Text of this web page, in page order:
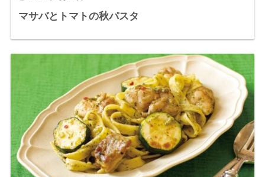
マサバとトマトの秋パスタ